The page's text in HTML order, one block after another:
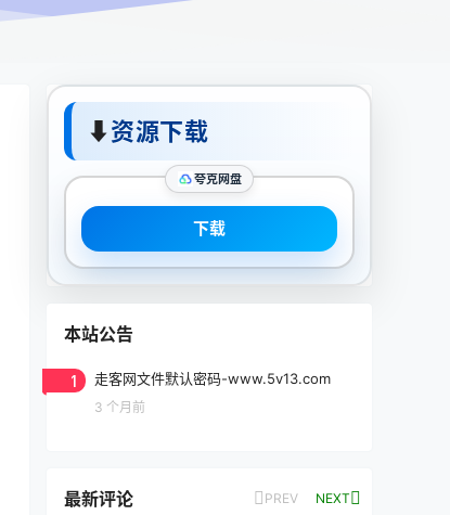
⬇资源下载
夸克网盘
下载
本站公告
1 走客网文件默认密码-www.5v13.com
3 个月前
最新评论 PREV NEXT